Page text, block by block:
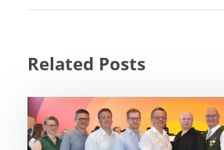
Related Posts